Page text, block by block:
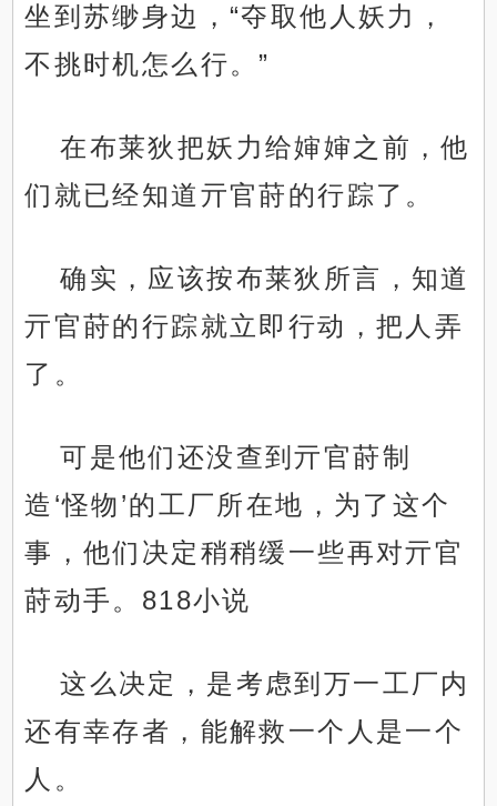
坐到苏缈身边，“夺取他人妖力，
不挑时机怎么行。”
在布莱狄把妖力给婶婶之前，他
们就已经知道亓官莳的行踪了。
确实，应该按布莱狄所言，知道
亓官莳的行踪就立即行动，把人弄
了。
可是他们还没查到亓官莳制
造‘怪物’的工厂所在地，为了这个
事，他们决定稍稍缓一些再对亓官
莳动手。818小说
这么决定，是考虑到万一工厂内
还有幸存者，能解救一个人是一个
人。